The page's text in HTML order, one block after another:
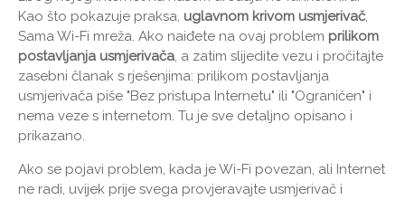
Kao što pokazuje praksa, uglavnom krivom usmjerivač,
Sama Wi-Fi mreža. Ako naiđete na ovaj problem prilikom
postavljanja usmjerivača, a zatim slijedite vezu i pročitajte
zasebni članak s rješenjima: prilikom postavljanja
usmjerivača piše "Bez pristupa Internetu" ili "Ograničen" i
nema veze s internetom. Tu je sve detaljno opisano i
prikazano.
Ako se pojavi problem, kada je Wi-Fi povezan, ali Internet
ne radi, uvijek prije svega provjeravajte usmjerivač i